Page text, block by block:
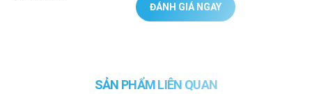
ĐÁNH GIÁ NGAY
SẢN PHẨM LIÊN QUAN